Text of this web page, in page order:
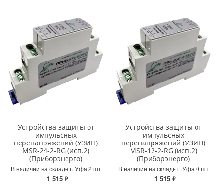
Устройства защиты от
импульсных
перенапряжений (УЗИП)
MSR-24-2-RG (исп.2)
(Приборэнерго)
В наличии на складе г. Уфа 2 шт
1 515 ₽
Устройства защиты от
импульсных
перенапряжений (УЗИП)
MSR-12-2-RG (исп.2)
(Приборэнерго)
В наличии на складе г. Уфа 0 шт
1 515 ₽